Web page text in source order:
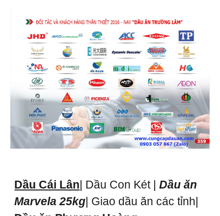
Dầu Cái Lân| Dầu Con Két |Dầu ăn
Marvela 25kg| Giao dầu ăn các tỉnh|